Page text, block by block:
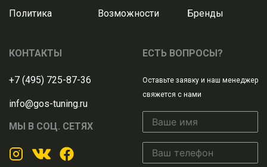
Политика Возможности Бренды
КОНТАКТЫ
+7 (495) 725-87-36
info@gos-tuning.ru
МЫ В СОЦ. СЕТЯХ
ЕСТЬ ВОПРОСЫ?
Оставьте заявку и наш менеджер
свяжется с нами